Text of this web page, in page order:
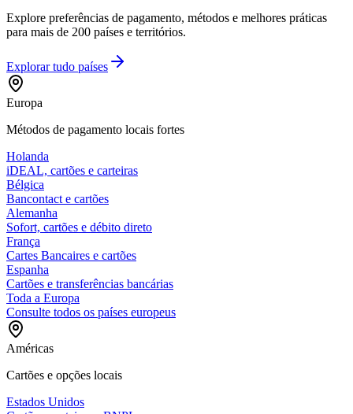
Explore preferências de pagamento, métodos e melhores práticas
para mais de 200 países e territórios.
Explorar tudo países
Europa
Métodos de pagamento locais fortes
Holanda
iDEAL, cartões e carteiras
Bélgica
Bancontact e cartões
Alemanha
Sofort, cartões e débito direto
França
Cartes Bancaires e cartões
Espanha
Cartões e transferências bancárias
Toda a Europa
Consulte todos os países europeus
Américas
Cartões e opções locais
Estados Unidos